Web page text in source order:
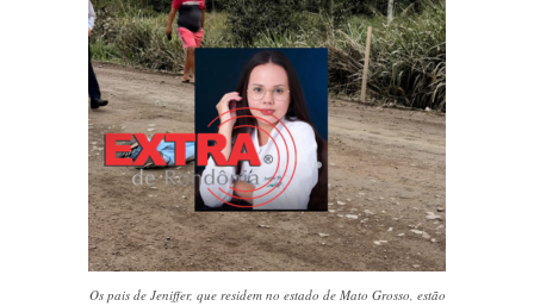
Os pais de Jeniffer, que residem no estado de Mato Grosso, estão